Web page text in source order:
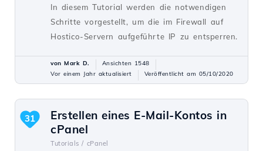
In diesem Tutorial werden die notwendigen
Schritte vorgestellt, um die im Firewall auf
Hostico-Servern aufgeführte IP zu entsperren.
von Mark D.
Ansichten 1548
Vor einem Jahr aktualisiert
Veröffentlicht am 05/10/2020
Erstellen eines E-Mail-Kontos in
cPanel
Tutorials / cPanel
31